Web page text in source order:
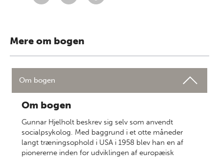
Mere om bogen
Om bogen
Om bogen
Gunnar Hjelholt beskrev sig selv som anvendt
socialpsykolog. Med baggrund i et otte måneder
langt træningsophold i USA i 1958 blev han en af
pionererne inden for udviklingen af europæisk